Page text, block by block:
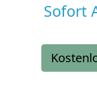
Sofort